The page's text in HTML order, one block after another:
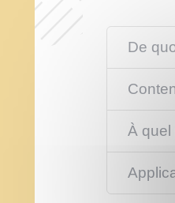
De
À quel